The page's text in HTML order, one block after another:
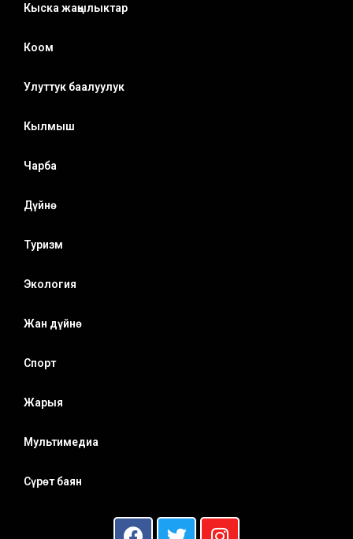
Кыска жаңылыктар
Коом
Улуттук баалуулук
Кылмыш
Чарба
Дүйнө
Туризм
Экология
Жан дүйнө
Спорт
Жарыя
Мультимедиа
Сүрөт баян